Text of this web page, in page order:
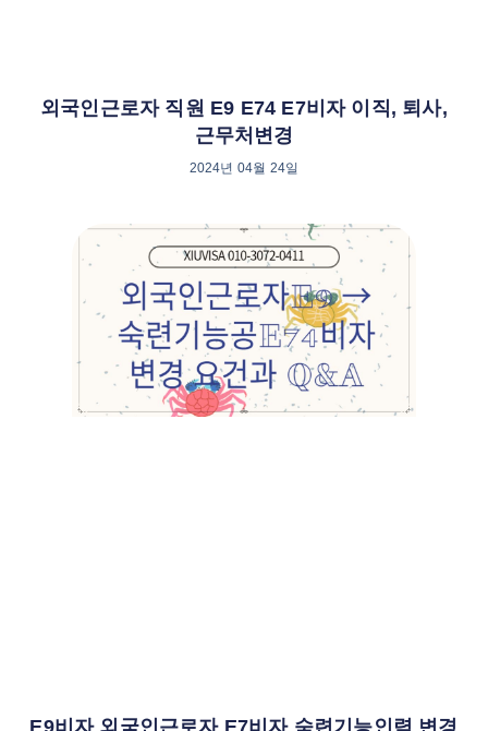
외국인근로자 직원 E9 E74 E7비자 이직, 퇴사,
근무처변경
2024년 04월 24일